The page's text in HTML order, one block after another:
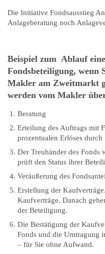
Die Initiative Fondsausstieg
Anlageberatung noch
Beispiel zum Ablauf
Fondsbeteiligung, wenn
Makler am Zweitmarkt
werden vom Makler
Beratung
Erteilung des Auftrags mit
prozentualen Erlöses durch
Der Treuhänder des
prüft den Status ihrer
Veräußerung des
Erstellung der
Kaufverträge. Danach
der Beteiligung.
Die Bestätigung der
Fonds und die Umtragung
– für Sie ohne Aufwand.